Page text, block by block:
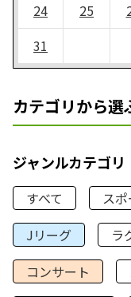
24
25
31
カテゴリから選
ジャンルカテゴリ
すべて ス
Jリーグ
ラ
コンサート